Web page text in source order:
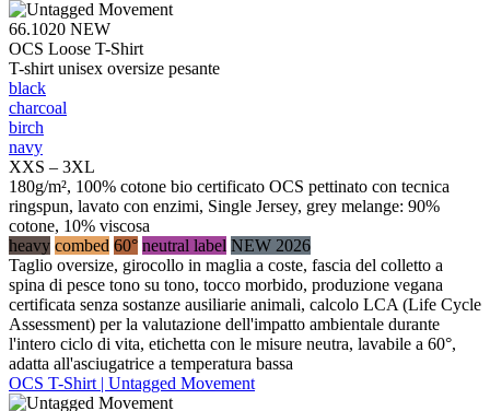
66.1020 NEW
OCS Loose T-Shirt
T-shirt unisex oversize pesante
black
charcoal
birch
navy
XXS – 3XL
180g/m², 100% cotone bio certificato OCS pettinato con tecnica
ringspun, lavato con enzimi, Single Jersey, grey melange: 90%
cotone, 10% viscosa
heavy combed 60° neutral label NEW 2026
Taglio oversize, girocollo in maglia a coste, fascia del colletto a
spina di pesce tono su tono, tocco morbido, produzione vegana
certificata senza sostanze ausiliarie animali, calcolo LCA (Life Cycle
Assessment) per la valutazione dell'impatto ambientale durante
l'intero ciclo di vita, etichetta con le misure neutra, lavabile a 60°,
adatta all'asciugatrice a temperatura bassa
OCS T-Shirt | Untagged Movement